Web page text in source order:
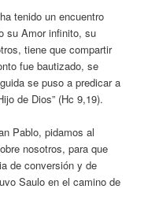
tenido un encuentro
su Amor infinito, su
tiene que compartir
fue bautizado, se
se puso a predicar a
de Dios” (Hc 9,19).
Pablo, pidamos al
nosotros, para que
de conversión y de
Saulo en el camino de